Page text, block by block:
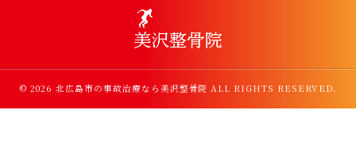
© 2026 北広島市の事故治療なら美沢整骨院 ALL RIGHTS RESERVED.